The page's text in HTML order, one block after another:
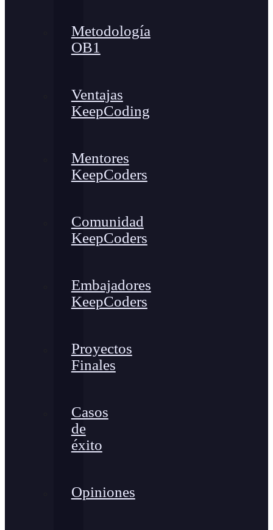
Metodología
OB1
Ventajas
KeepCoding
Mentores
KeepCoders
Comunidad
KeepCoders
Embajadores
KeepCoders
Proyectos
Finales
Casos
de
éxito
Opiniones